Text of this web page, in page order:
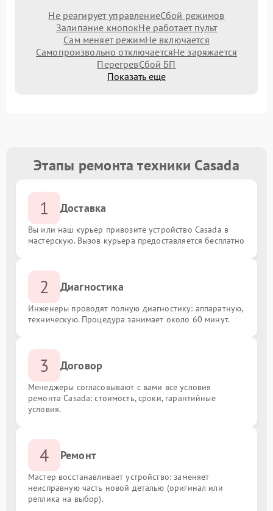
Не реагирует управлениеСбой режимов
Залипание кнопокНе работает пульт
Сам меняет режимНе включается
Самопроизвольно отключаетсяНе заряжается
ПерегревСбой БП
Показать еще
Этапы ремонта техники Casada
1 Доставка
Вы или наш курьер привозите устройство Casada в
мастерскую. Вызов курьера предоставляется бесплатно
2 Диагностика
Инженеры проводят полную диагностику: аппаратную,
техническую. Процедура занимает около 60 минут.
3 Договор
Менеджеры согласовывают с вами все условия
ремонта Casada: стоимость, сроки, гарантийные
условия.
4 Ремонт
Мастер восстанавливает устройство: заменяет
неисправную часть новой деталью (оригинал или
реплика на выбор).